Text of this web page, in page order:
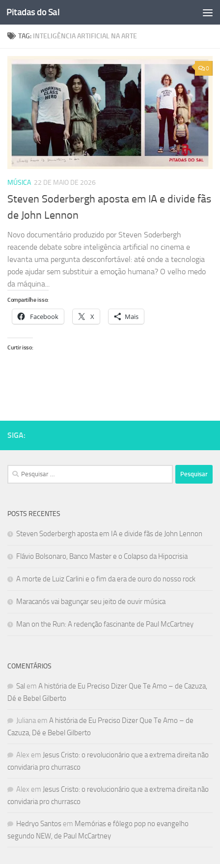
Skip to content
Pitadas do Sal
TAG: INTELIGÊNCIA ARTIFICIAL NA ARTE
0
MÚSICA 22 DE MAIO DE 2026
Steven Soderbergh aposta em IA e divide fãs
de John Lennon
Novo documentário produzido por Steven Soderbergh
reacende debate sobre inteligência artificial no cinema e
levanta uma pergunta desconfortável: até onde a tecnologia
pode ajudar sem substituir a emoção humana? O velho medo
da máquina...
Compartilhe isso:
Facebook X Mais
Curtir isso:
SIGA:
Pesquisar
por:
POSTS RECENTES
Steven Soderbergh aposta em IA e divide fãs de John Lennon
Flávio Bolsonaro, Banco Master e o Colapso da Hipocrisia
A morte de Luiz Carlini e o fim da era de ouro do nosso rock
Maracanós vai bagunçar seu jeito de ouvir música
Man on the Run: A redenção fascinante de Paul McCartney
COMENTÁRIOS
Sal em A história de Eu Preciso Dizer Que Te Amo – de Cazuza,
Dé e Bebel Gilberto
Juliana em A história de Eu Preciso Dizer Que Te Amo – de
Cazuza, Dé e Bebel Gilberto
Alex em Jesus Cristo: o revolucionário que a extrema direita não
convidaria pro churrasco
Alex em Jesus Cristo: o revolucionário que a extrema direita não
convidaria pro churrasco
Hedryo Santos em Memórias e fôlego pop no evangelho
segundo NEW, de Paul McCartney